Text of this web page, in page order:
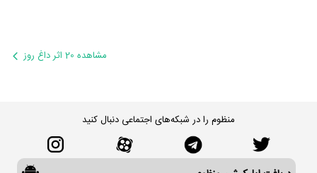
مشاهده 20 اثر داغ روز
منظوم را در شبکه‌های اجتماعی دنبال کنید